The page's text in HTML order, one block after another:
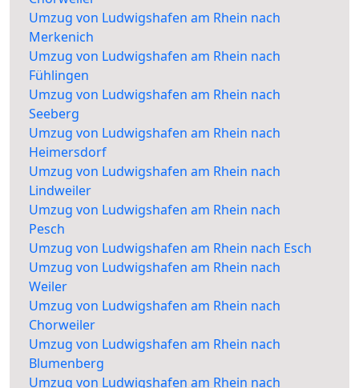
Umzug von Ludwigshafen am Rhein nach
Merkenich
Umzug von Ludwigshafen am Rhein nach
Fühlingen
Umzug von Ludwigshafen am Rhein nach
Seeberg
Umzug von Ludwigshafen am Rhein nach
Heimersdorf
Umzug von Ludwigshafen am Rhein nach
Lindweiler
Umzug von Ludwigshafen am Rhein nach
Pesch
Umzug von Ludwigshafen am Rhein nach Esch
Umzug von Ludwigshafen am Rhein nach
Weiler
Umzug von Ludwigshafen am Rhein nach
Chorweiler
Umzug von Ludwigshafen am Rhein nach
Blumenberg
Umzug von Ludwigshafen am Rhein nach